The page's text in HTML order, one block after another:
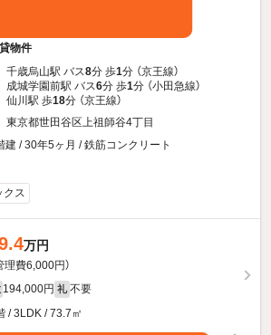
物件
千歳烏山駅 バス8分 歩1分 （京王線）
成城学園前駅 バス6分 歩1分 （小田急線）
仙川駅 歩18分 （京王線）
東京都世田谷区上祖師谷4丁目
建 / 30年5ヶ月 / 鉄筋コンクリート
クス
万円
理費6,000円）
194,000円 礼 不要
/ 3LDK / 73.7㎡